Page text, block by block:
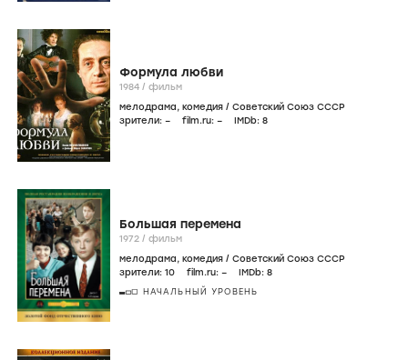
Формула любви
1984 / фильм
мелодрама, комедия / Советский Союз СССР
зрители: – film.ru: – IMDb: 8
Большая перемена
1972 / фильм
мелодрама, комедия / Советский Союз СССР
зрители: 10 film.ru: – IMDb: 8
НАЧАЛЬНЫЙ УРОВЕНЬ